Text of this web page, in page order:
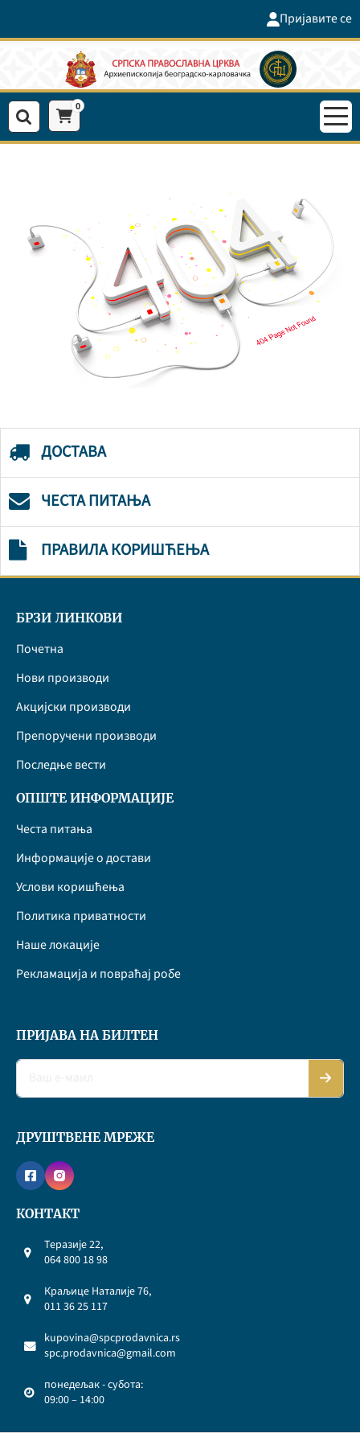
Пријавите се
0
ДОСТАВА
ЧЕСТА ПИТАЊА
ПРАВИЛА КОРИШЋЕЊА
БРЗИ ЛИНКОВИ
Почетна
Нови производи
Акцијски производи
Препоручени производи
Последње вести
ОПШТЕ ИНФОРМАЦИЈЕ
Честа питања
Информације о достави
Услови коришћења
Политика приватности
Наше локације
Рекламација и повраћај робе
ПРИЈАВА НА БИЛТЕН
ДРУШТВЕНЕ МРЕЖЕ
КОНТАКТ
Теразије 22,
064 800 18 98
Краљице Наталије 76,
011 36 25 117
kupovina@spcprodavnica.rs
spc.prodavnica@gmail.com
понедељак - субота:
09:00 – 14:00